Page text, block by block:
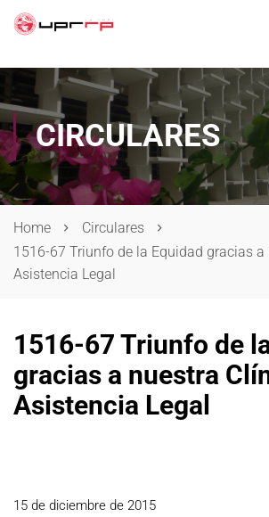
CIRCULARES
Home
Circulares
1516-67 Triunfo de la Equidad gracias
Asistencia Legal
1516-67 Triunfo de
gracias a nuestra
Asistencia Legal
15 de diciembre de 2015